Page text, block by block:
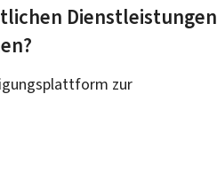
Dienstleistungen
zur